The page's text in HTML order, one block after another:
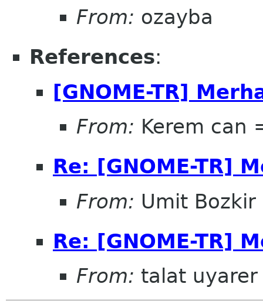
From: ozayba
References:
[GNOME-TR]
From: Kerem can
Re: [GNOME-TR]
From: Umit Bozkir
Re: [GNOME-TR]
From: talat uyarer